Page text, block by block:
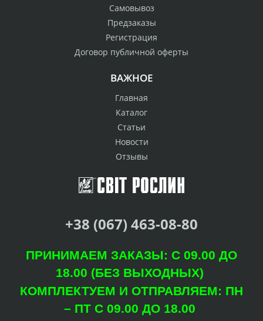
Самовывоз
Предзаказы
Регистрация
Договор публичной оферты
ВАЖНОЕ
Главная
Каталог
Статьи
Новости
Отзывы
+38 (067) 463-08-80
ПРИНИМАЕМ ЗАКАЗЫ: С 09.00 ДО
18.00 (БЕЗ ВЫХОДНЫХ)
КОМПЛЕКТУЕМ И ОТПРАВЛЯЕМ: ПН
– ПТ С 09.00 ДО 18.00